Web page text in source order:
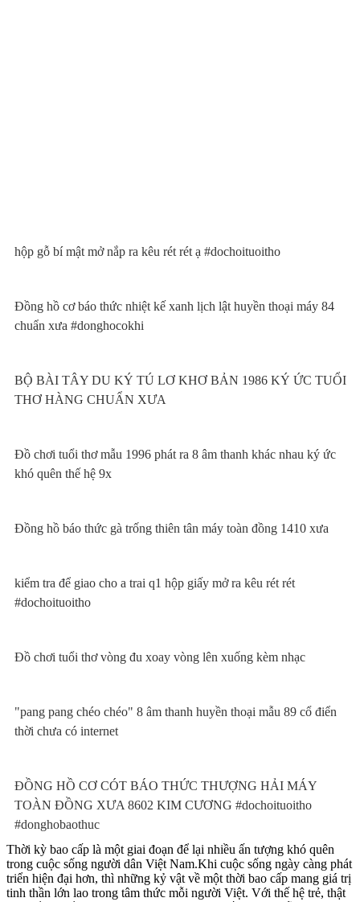
hộp gỗ bí mật mở nắp ra kêu rét rét ạ #dochoituoitho
Đồng hồ cơ báo thức nhiệt kế xanh lịch lật huyền thoại máy 84
chuẩn xưa #donghocokhi
BỘ BÀI TÂY DU KÝ TÚ LƠ KHƠ BẢN 1986 KÝ ỨC TUỔI
THƠ HÀNG CHUẨN XƯA
Đồ chơi tuổi thơ mẫu 1996 phát ra 8 âm thanh khác nhau ký ức
khó quên thế hệ 9x
Đồng hồ báo thức gà trống thiên tân máy toàn đồng 1410 xưa
kiểm tra để giao cho a trai q1 hộp giấy mở ra kêu rét rét
#dochoituoitho
Đồ chơi tuổi thơ vòng đu xoay vòng lên xuống kèm nhạc
"pang pang chéo chéo" 8 âm thanh huyền thoại mẫu 89 cổ điển
thời chưa có internet
ĐỒNG HỒ CƠ CÓT BÁO THỨC THƯỢNG HẢI MÁY
TOÀN ĐỒNG XƯA 8602 KIM CƯƠNG #dochoituoitho
#donghobaothuc
Thời kỳ bao cấp là một giai đoạn để lại nhiều ấn tượng khó quên
trong cuộc sống người dân Việt Nam.Khi cuộc sống ngày càng phát
triển hiện đại hơn, thì những kỷ vật về một thời bao cấp mang giá trị
tinh thần lớn lao trong tâm thức mỗi người Việt. Với thế hệ trẻ, thật